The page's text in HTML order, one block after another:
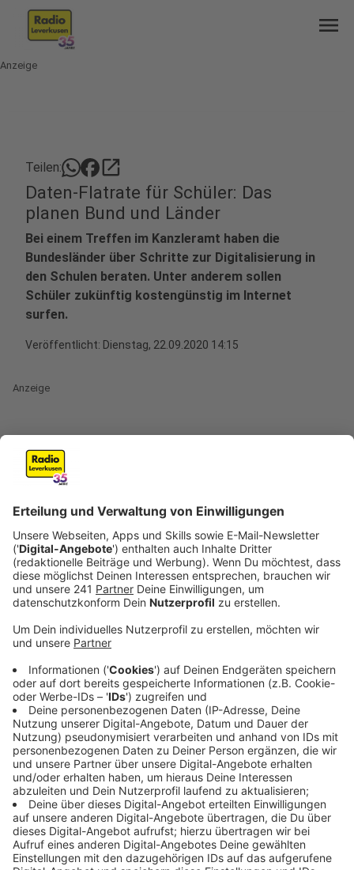
menu
Anzeige
Teilen: open_in_new
Daten-Flatrate für Schüler: Das
planen Bund und Länder
Bei einem Treffen im Kanzleramt haben die
Bundesländer über Schritte zur Digitalisierung in
den Schulen beraten. Unter anderem sollen
Schüler zukünftig kostengünstig im Internet
surfen.
Veröffentlicht: Dienstag, 22.09.2020 14:15
Anzeige
Bildungseinrichtungen endlich vorankommen? Darüber
beraten seit Wochen Bund und Länder. Bislang steht
Bund den Ländern zur Verfügung gestellt wird. Ganz
konkrete Beschlüsse gibt es noch nicht, aber es gibt
zwei Vorhaben, die definitiv umgesetzt werden sollen.
Anzeige
Flatrate für Schüler: Datentarif soll bei zehn
Euro liegen
Anzeige
Bundesbildungsministerin Anja Karliczek möchte
nämlich eineDaten-Flatrate für Schülerbald
beschließen. Das Thema besteht in den
Gesprächskreisen seit August, nun ist es erneut
"angeschoben" worden. Karliczek sagte, dass sie sich
mit Telekommunikationsanbietern ausgetauscht habe
um eine günstige Datenflatrate für Schülerinnen und